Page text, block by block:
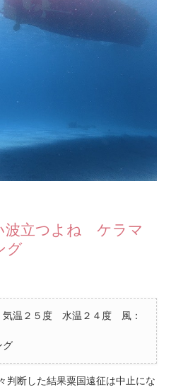
波立つよね ケラマ
グ
気温２５度 水温２４度 風：
グ
判断した結果粟国遠征は中止にな